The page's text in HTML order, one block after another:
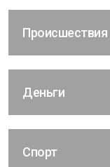
Происшествия
Деньги
Спорт